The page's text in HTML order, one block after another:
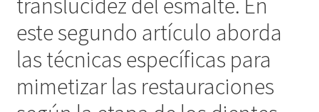
este segundo artículo aborda
las técnicas específicas para
mimetizar las restauraciones